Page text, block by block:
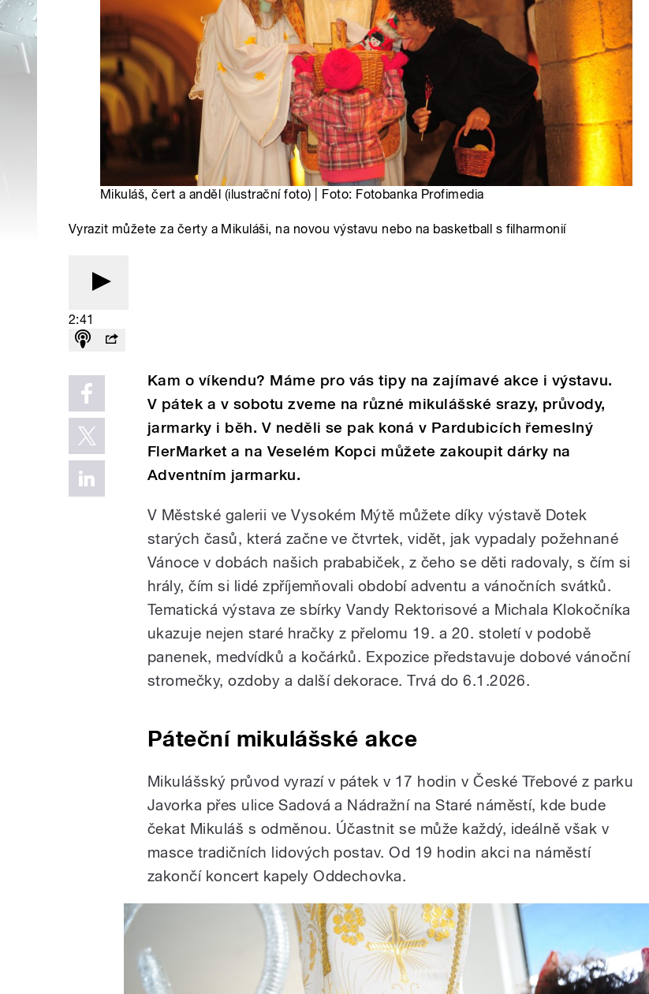
Mikuláš, čert a anděl (ilustrační foto) | Foto: Fotobanka Profimedia
Vyrazit můžete za čerty a Mikuláši, na novou výstavu nebo na basketball s filharmonií
2:41
Kam o víkendu? Máme pro vás tipy na zajímavé akce i výstavu.
V pátek a v sobotu zveme na různé mikulášské srazy, průvody,
jarmarky i běh. V neděli se pak koná v Pardubicích řemeslný
FlerMarket a na Veselém Kopci můžete zakoupit dárky na
Adventním jarmarku.
V Městské galerii ve Vysokém Mýtě můžete díky výstavě Dotek
starých časů, která začne ve čtvrtek, vidět, jak vypadaly požehnané
Vánoce v dobách našich prababiček, z čeho se děti radovaly, s čím si
hrály, čím si lidé zpříjemňovali období adventu a vánočních svátků.
Tematická výstava ze sbírky Vandy Rektorisové a Michala Klokočníka
ukazuje nejen staré hračky z přelomu 19. a 20. století v podobě
panenek, medvídků a kočárků. Expozice představuje dobové vánoční
stromečky, ozdoby a další dekorace. Trvá do 6.1.2026.
Páteční mikulášské akce
Mikulášský průvod vyrazí v pátek v 17 hodin v České Třebové z parku
Javorka přes ulice Sadová a Nádražní na Staré náměstí, kde bude
čekat Mikuláš s odměnou. Účastnit se může každý, ideálně však v
masce tradičních lidových postav. Od 19 hodin akci na náměstí
zakončí koncert kapely Oddechovka.